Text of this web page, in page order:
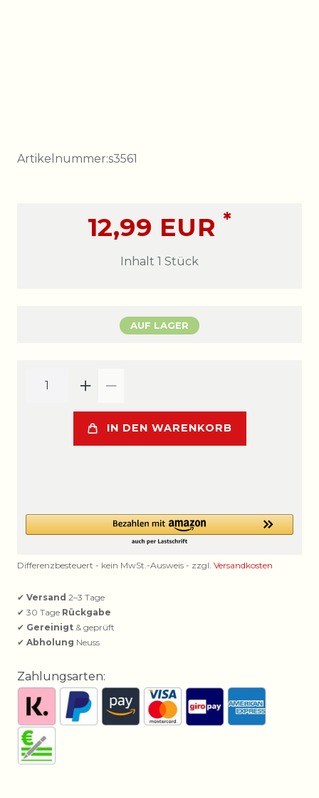
Artikelnummer:s3561
12,99 EUR *
Inhalt 1 Stück
AUF LAGER
IN DEN WARENKORB
Differenzbesteuert - kein MwSt.-Ausweis - zzgl. Versandkosten
✔ Versand 2–3 Tage
✔ 30 Tage Rückgabe
✔ Gereinigt & geprüft
✔ Abholung Neuss
Zahlungsarten: